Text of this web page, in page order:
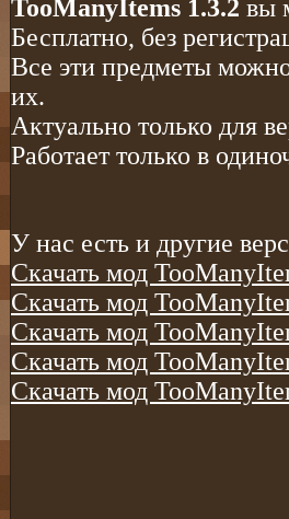
TooManyItems 1.3.2 вы
Бесплатно, без
Все эти предметы
их.
Актуально только для
Работает только в
У нас есть и другие
Скачать мод
Скачать мод
Скачать мод
Скачать мод
Скачать мод